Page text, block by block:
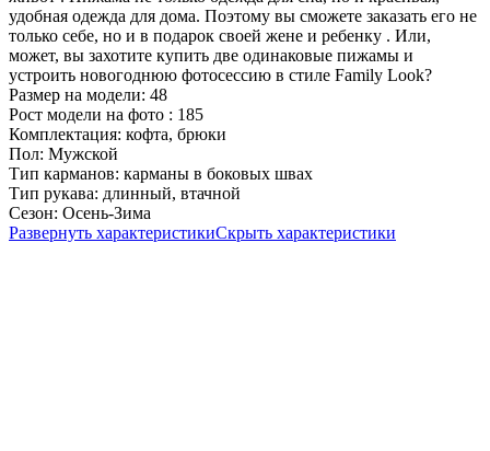
удобная одежда для дома. Поэтому вы сможете заказать его не
только себе, но и в подарок своей жене и ребенку . Или,
может, вы захотите купить две одинаковые пижамы и
устроить новогоднюю фотосессию в стиле Family Look?
Размер на модели: 48
Рост модели на фото : 185
Комплектация: кофта, брюки
Пол: Мужской
Тип карманов: карманы в боковых швах
Тип рукава: длинный, втачной
Сезон: Осень-Зима
Развернуть характеристикиСкрыть характеристики